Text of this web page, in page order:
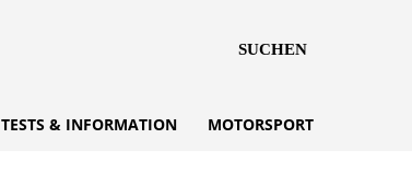
SUCHEN
TESTS & INFORMATION MOTORSPORT